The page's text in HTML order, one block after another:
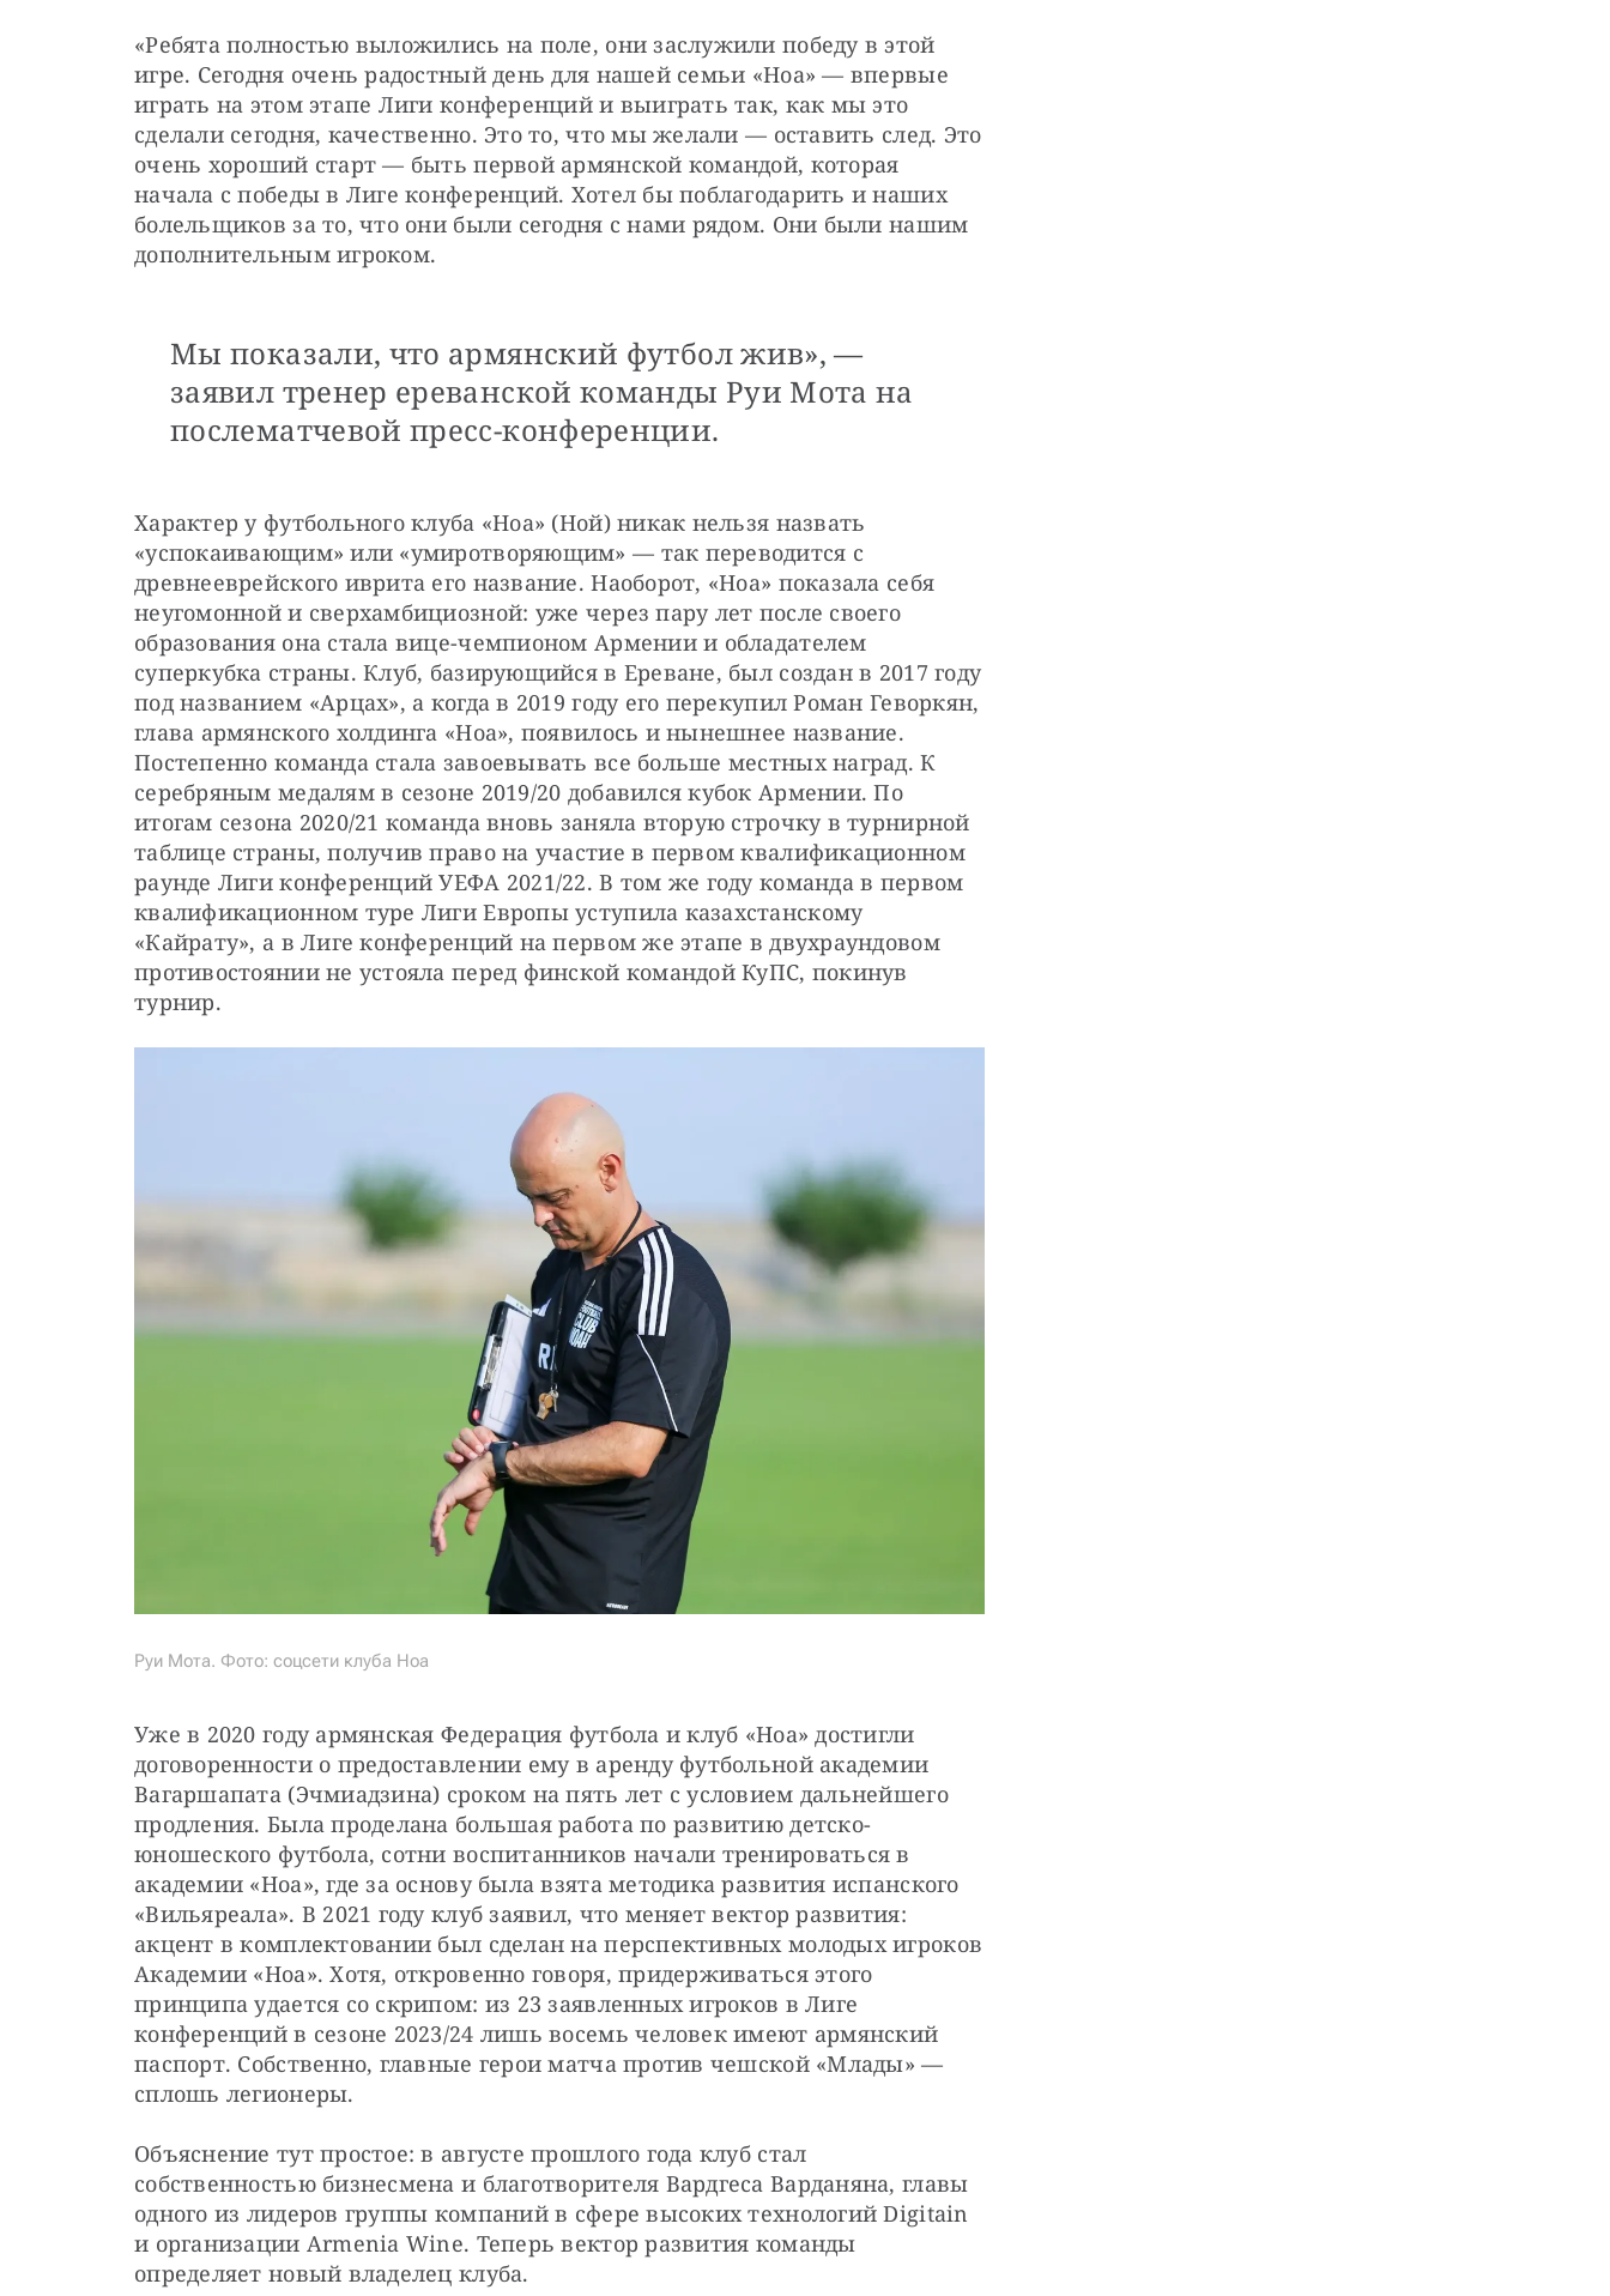
«Ребята полностью выложились на поле, они заслужили победу в этой
игре. Сегодня очень радостный день для нашей семьи «Ноа» — впервые
играть на этом этапе Лиги конференций и выиграть так, как мы это
сделали сегодня, качественно. Это то, что мы желали — оставить след. Это
очень хороший старт — быть первой армянской командой, которая
начала с победы в Лиге конференций. Хотел бы поблагодарить и наших
болельщиков за то, что они были сегодня с нами рядом. Они были нашим
дополнительным игроком.
Мы показали, что армянский футбол жив», —
заявил тренер ереванской команды Руи Мота на
послематчевой пресс-конференции.
Характер у футбольного клуба «Ноа» (Ной) никак нельзя назвать
«успокаивающим» или «умиротворяющим» — так переводится с
древнееврейского иврита его название. Наоборот, «Ноа» показала себя
неугомонной и сверхамбициозной: уже через пару лет после своего
образования она стала вице-чемпионом Армении и обладателем
суперкубка страны. Клуб, базирующийся в Ереване, был создан в 2017 году
под названием «Арцах», а когда в 2019 году его перекупил Роман Геворкян,
глава армянского холдинга «Ноа», появилось и нынешнее название.
Постепенно команда стала завоевывать все больше местных наград. К
серебряным медалям в сезоне 2019/20 добавился кубок Армении. По
итогам сезона 2020/21 команда вновь заняла вторую строчку в турнирной
таблице страны, получив право на участие в первом квалификационном
раунде Лиги конференций УЕФА 2021/22. В том же году команда в первом
квалификационном туре Лиги Европы уступила казахстанскому
«Кайрату», а в Лиге конференций на первом же этапе в двухраундовом
противостоянии не устояла перед финской командой КуПС, покинув
турнир.
Руи Мота. Фото: соцсети клуба Ноа
Уже в 2020 году армянская Федерация футбола и клуб «Ноа» достигли
договоренности о предоставлении ему в аренду футбольной академии
Вагаршапата (Эчмиадзина) сроком на пять лет с условием дальнейшего
продления. Была проделана большая работа по развитию детско-
юношеского футбола, сотни воспитанников начали тренироваться в
академии «Ноа», где за основу была взята методика развития испанского
«Вильяреала». В 2021 году клуб заявил, что меняет вектор развития:
акцент в комплектовании был сделан на перспективных молодых игроков
Академии «Ноа». Хотя, откровенно говоря, придерживаться этого
принципа удается со скрипом: из 23 заявленных игроков в Лиге
конференций в сезоне 2023/24 лишь восемь человек имеют армянский
паспорт. Собственно, главные герои матча против чешской «Млады» —
сплошь легионеры.
Объяснение тут простое: в августе прошлого года клуб стал
собственностью бизнесмена и благотворителя Вардгеса Варданяна, главы
одного из лидеров группы компаний в сфере высоких технологий Digitain
и организации Armenia Wine. Теперь вектор развития команды
определяет новый владелец клуба.